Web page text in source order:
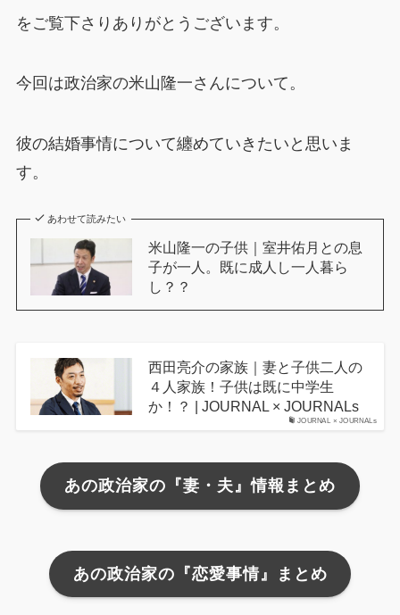
をご覧下さりありがとうございます。
今回は政治家の米山隆一さんについて。
彼の結婚事情について纏めていきたいと思いま
す。
あわせて読みたい
米山隆一の子供｜室井佑月との息
子が一人。既に成人し一人暮ら
し？？
JOURNAL × JOURNALs
西田亮介の家族｜妻と子供二人の
４人家族！子供は既に中学生
か！？ | JOURNAL × JOURNALs
あの政治家の『妻・夫』情報まとめ
あの政治家の『恋愛事情』まとめ